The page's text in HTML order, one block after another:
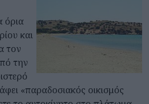
όρια
και
τον
την
«παραδοσιακός οικισμός